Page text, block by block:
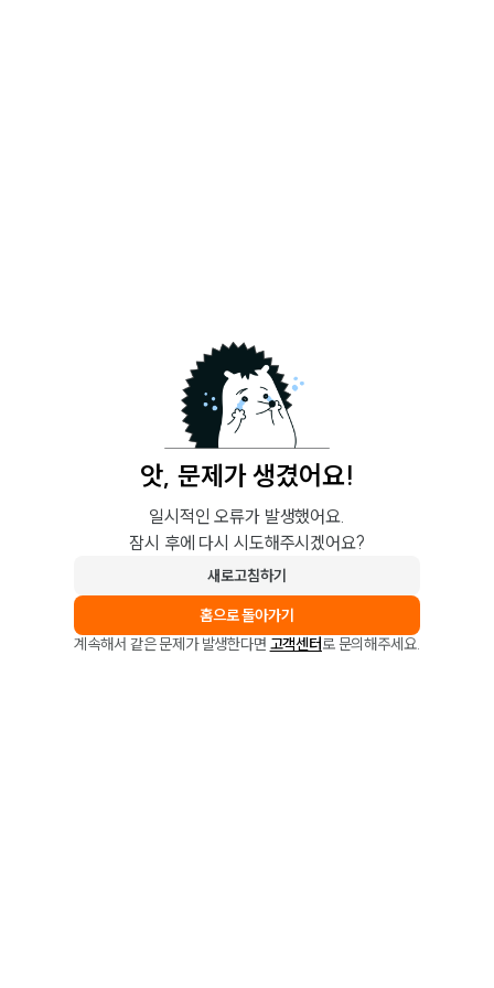
앗, 문제가 생겼어요!
일시적인 오류가 발생했어요.
잠시 후에 다시 시도해주시겠어요?
새로고침하기
홈으로 돌아가기
계속해서 같은 문제가 발생한다면 고객센터로 문의해주세요.